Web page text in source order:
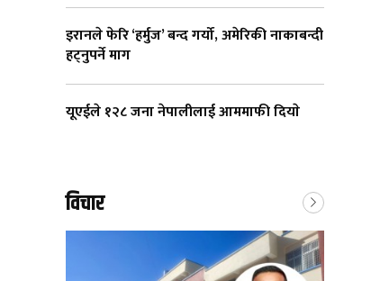
इरानले फेरि ‘हर्मुज’ बन्द गर्यो, अमेरिकी नाकाबन्दी
हट्नुपर्ने माग
यूएईले १२८ जना नेपालीलाई आममाफी दियाे
विचार